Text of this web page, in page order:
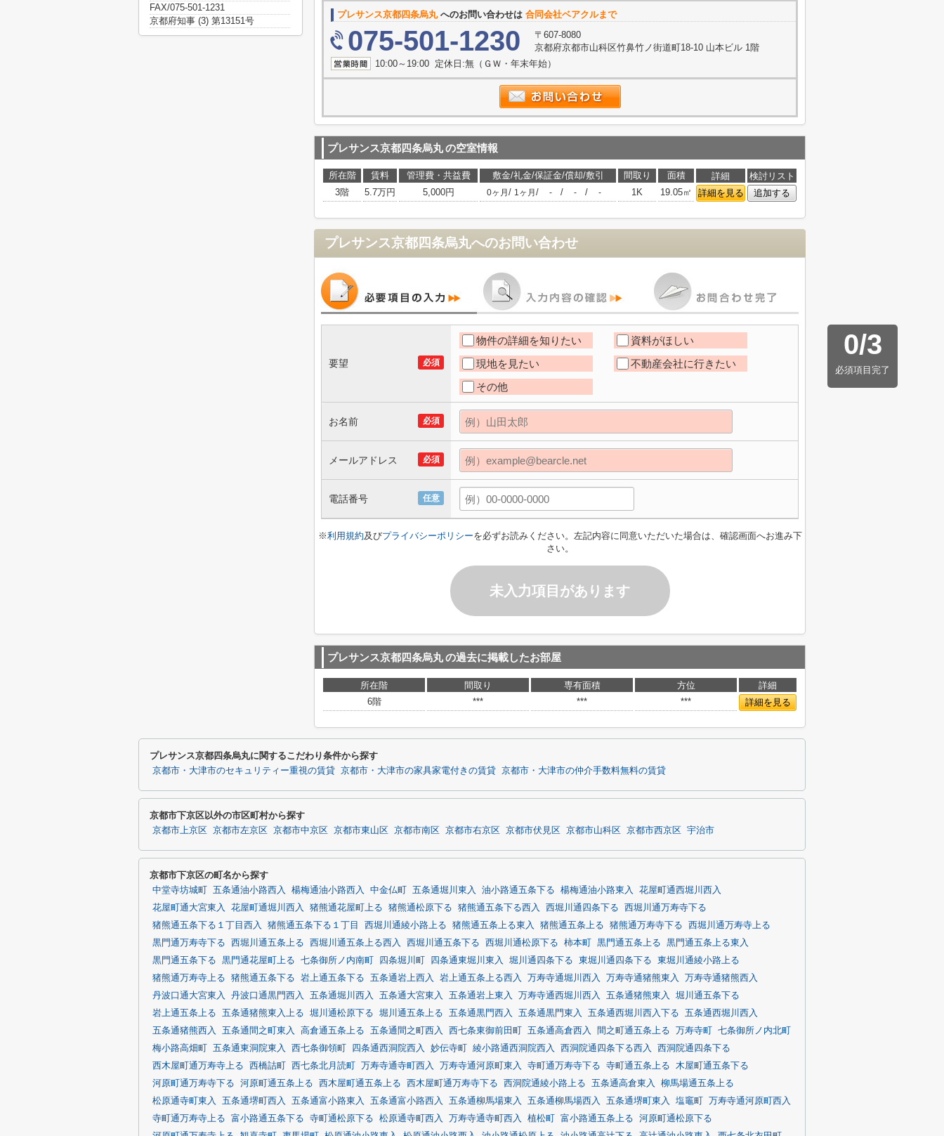
プレサンス京都四条烏丸へのお問い合わせは 合同会社ベアクルまで
075-501-1230
〒607-8080
京都府京都市山科区竹鼻竹ノ街道町18-10 山本ビル 1階
10:00～19:00 定休日:無（ＧＷ・年末年始）
プレサンス京都四条烏丸の空室情報
所在階 賃料 管理費・共益費 敷金/礼金/保証金/償却/敷引 間取り 面積 詳細
検討リスト
3階
5.7万円 5,000円 0ヶ月 / 1ヶ月 / - / - / - 1K 19.05㎡ 詳細を見る 追加する
プレサンス京都四条烏丸へのお問い合わせ
0/3
必須項目完了
必須
要望
物件の詳細を知りたい
資料がほしい
現地を見たい
不動産会社に行きたい
その他
必須
お名前
必須
メールアドレス
任意
電話番号
※利用規約及びプライバシーポリシーを必ずお読みください。左記内容に同意いただいた場合は、確認画面へお進み下
さい。
未入力項目があります
プレサンス京都四条烏丸の過去に掲載したお部屋
所在階 間取り 専有面積 方位
詳細
6階
*** *** *** 詳細を見る
FAX/075-501-1231
京都府知事 (3) 第13151号
プレサンス京都四条烏丸に関するこだわり条件から探す
京都市・大津市のセキュリティー重視の賃貸 京都市・大津市の家具家電付きの賃貸 京都市・大津市の仲介手数料無料の賃貸
京都市下京区以外の市区町村から探す
京都市上京区 京都市左京区 京都市中京区 京都市東山区 京都市南区 京都市右京区 京都市伏見区 京都市山科区 京都市西京区 宇治市
京都市下京区の町名から探す
中堂寺坊城町 五条通油小路西入 楊梅通油小路西入 中金仏町 五条通堀川東入 油小路通五条下る 楊梅通油小路東入
花屋町通西堀川西入
花屋町通大宮東入
花屋町通堀川西入 猪熊通花屋町上る 猪熊通松原下る 猪熊通五条下る西入 西堀川通四条下る
西堀川通万寿寺下る
猪熊通五条下る１丁目西入
猪熊通五条下る１丁目 西堀川通綾小路上る 猪熊通五条上る東入 猪熊通五条上る 猪熊通万寿寺下る
西堀川通万寿寺上る
黒門通万寿寺下る
西堀川通五条上る 西堀川通五条上る西入 西堀川通五条下る 西堀川通松原下る 柿本町 黒門通五条上る
黒門通五条上る東入
黒門通五条下る
黒門通花屋町上る 七条御所ノ内南町 四条堀川町 四条通東堀川東入 堀川通四条下る 東堀川通四条下る
東堀川通綾小路上る
猪熊通万寿寺上る
猪熊通五条下る 岩上通五条下る 五条通岩上西入 岩上通五条上る西入 万寿寺通堀川西入 万寿寺通猪熊東入
万寿寺通猪熊西入
丹波口通大宮東入
丹波口通黒門西入 五条通堀川西入 五条通大宮東入 五条通岩上東入 万寿寺通西堀川西入 五条通猪熊東入
堀川通五条下る
岩上通五条上る
五条通猪熊東入上る 堀川通松原下る 堀川通五条上る 五条通黒門西入 五条通黒門東入 五条通西堀川西入下る
五条通西堀川西入
五条通猪熊西入
五条通間之町東入 高倉通五条上る 五条通間之町西入 西七条東御前田町 五条通高倉西入 間之町通五条上る 万寿寺町
七条御所ノ内北町
梅小路高畑町
五条通東洞院東入 西七条御領町 四条通西洞院西入 妙伝寺町 綾小路通西洞院西入 西洞院通四条下る西入
西洞院通四条下る
西木屋町通万寿寺上る
西橋詰町 西七条北月読町 万寿寺通寺町西入 万寿寺通河原町東入 寺町通万寿寺下る 寺町通五条上る
木屋町通五条下る
河原町通万寿寺下る
河原町通五条上る 西木屋町通五条上る 西木屋町通万寿寺下る 西洞院通綾小路上る 五条通高倉東入
柳馬場通五条上る
松原通寺町東入
五条通堺町西入 五条通富小路東入 五条通富小路西入 五条通柳馬場東入 五条通柳馬場西入 五条通堺町東入 塩竈町
万寿寺通河原町西入
寺町通万寿寺上る
富小路通五条下る 寺町通松原下る 松原通寺町西入 万寿寺通寺町西入 植松町 富小路通五条上る
河原町通松原下る